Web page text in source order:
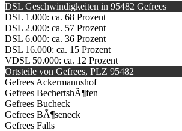
DSL Geschwindigkeiten in 95482 Gefrees
DSL 1.000: ca. 68 Prozent
DSL 2.000: ca. 57 Prozent
DSL 6.000: ca. 36 Prozent
DSL 16.000: ca. 15 Prozent
VDSL 50.000: ca. 12 Prozent
Ortsteile von Gefrees, PLZ 95482
Gefrees Ackermannshof
Gefrees BechertshÃ¶fen
Gefrees Bucheck
Gefrees BÃ¶seneck
Gefrees Falls